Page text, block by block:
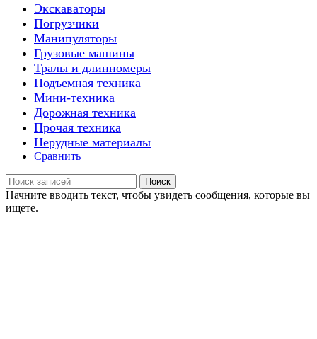
Экскаваторы
Погрузчики
Манипуляторы
Грузовые машины
Тралы и длинномеры
Подъемная техника
Мини-техника
Дорожная техника
Прочая техника
Нерудные материалы
Сравнить
Поиск
Начните вводить текст, чтобы увидеть сообщения, которые вы
ищете.